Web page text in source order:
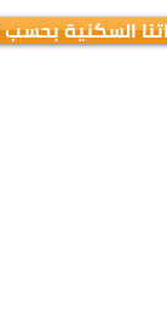
السكنية